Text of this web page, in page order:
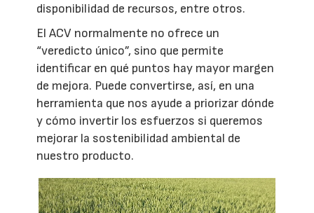
disponibilidad de recursos, entre otros.
El ACV normalmente no ofrece un
“veredicto único”, sino que permite
identificar en qué puntos hay mayor margen
de mejora. Puede convertirse, así, en una
herramienta que nos ayude a priorizar dónde
y cómo invertir los esfuerzos si queremos
mejorar la sostenibilidad ambiental de
nuestro producto.